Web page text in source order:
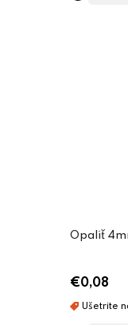
Opaliť
€0,08